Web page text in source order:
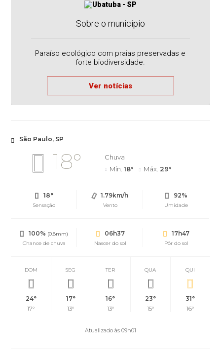
Sobre o município
Paraíso ecológico com praias preservadas e
forte biodiversidade.
Ver notícias
São Paulo, SP
18°
Chuva
Mín. 18° Máx. 29°
18°
Sensação
1.79km/h
Vento
92%
Umidade
100% (0.8mm)
Chance de chuva
06h37
Nascer do sol
17h47
Pôr do sol
DOM
24°
17°
SEG
17°
13°
TER
16°
13°
QUA
23°
15°
QUI
31°
16°
Atualizado às 09h01